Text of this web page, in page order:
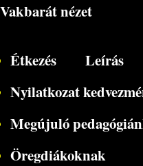
Vakbarát nézet
Étkezés
Leírás
Nyilatkozat
Megújuló
Öregdiákoknak